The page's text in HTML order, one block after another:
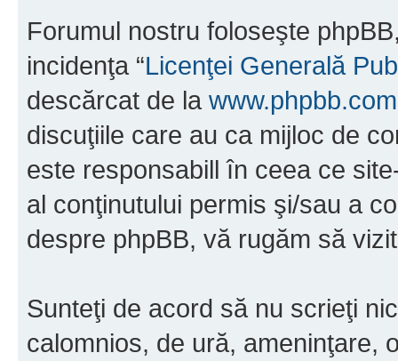
Forumul nostru foloseşte
incidenţa “Licenţei Generală
descărcat de la www.phpbb.com
discuţiile care au ca mijloc de
este responsabill în ceea ce
al conţinutului permis şi/sau a
despre phpBB, vă rugăm să
Sunteţi de acord să nu scrieţi
calomnios, de ură, ameninţare,